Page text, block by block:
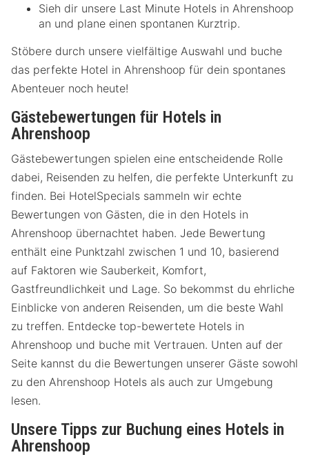
Sieh dir unsere Last Minute Hotels in Ahrenshoop
an und plane einen spontanen Kurztrip.
Stöbere durch unsere vielfältige Auswahl und buche
das perfekte Hotel in Ahrenshoop für dein spontanes
Abenteuer noch heute!
Gästebewertungen für Hotels in
Ahrenshoop
Gästebewertungen spielen eine entscheidende Rolle
dabei, Reisenden zu helfen, die perfekte Unterkunft zu
finden. Bei HotelSpecials sammeln wir echte
Bewertungen von Gästen, die in den Hotels in
Ahrenshoop übernachtet haben. Jede Bewertung
enthält eine Punktzahl zwischen 1 und 10, basierend
auf Faktoren wie Sauberkeit, Komfort,
Gastfreundlichkeit und Lage. So bekommst du ehrliche
Einblicke von anderen Reisenden, um die beste Wahl
zu treffen. Entdecke top-bewertete Hotels in
Ahrenshoop und buche mit Vertrauen. Unten auf der
Seite kannst du die Bewertungen unserer Gäste sowohl
zu den Ahrenshoop Hotels als auch zur Umgebung
lesen.
Unsere Tipps zur Buchung eines Hotels in
Ahrenshoop